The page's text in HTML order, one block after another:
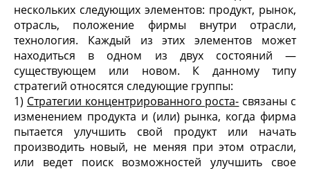
нескольких следующих элементов: продукт, рынок,
отрасль, положение фирмы внутри отрасли,
технология. Каждый из этих элементов может
находиться в одном из двух состояний —
существующем или новом. К данному типу
стратегий относятся следующие группы:
1) Стратегии концентрированного роста- связаны с
изменением продукта и (или) рынка, когда фирма
пытается улучшить свой продукт или начать
производить новый, не меняя при этом отрасли,
или ведет поиск возможностей улучшить свое